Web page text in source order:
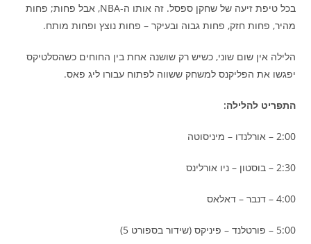
בכל טיפת זיעה של שחקן ספסל. זה אותו ה-NBA, אבל פחות; פחות
מהיר, פחות חזק, פחות גבוה ובעיקר – פחות נוצץ ופחות מותח.
הלילה אין שום שוני, כשיש רק שושנה אחת בין החוחים כשהסלטיקס
יפגשו את הפליקנס למשחק ששווה לפתוח עבורו ליג פאס.
התפריט להלילה:
2:00 – אורלנדו – מיניסוטה
2:30 – בוסטון – ניו אורלינס
4:00 – דנבר – דאלאס
5:00 – פורטלנד – פיניקס (שידור בספורט 5)